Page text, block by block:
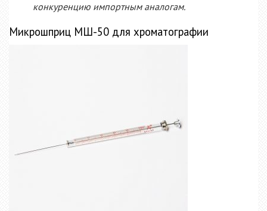
конкуренцию импортным аналогам.
Микрошприц МШ-50 для хроматографии